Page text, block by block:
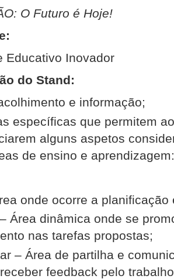
O Futuro é Hoje!
Educativo Inovador
do Stand:
e informação;
específicas que permitem
alguns aspetos
de ensino e
onde ocorre a
Área dinâmica onde se
nas tarefas propostas;
– Área de partilha e
feedback pelo